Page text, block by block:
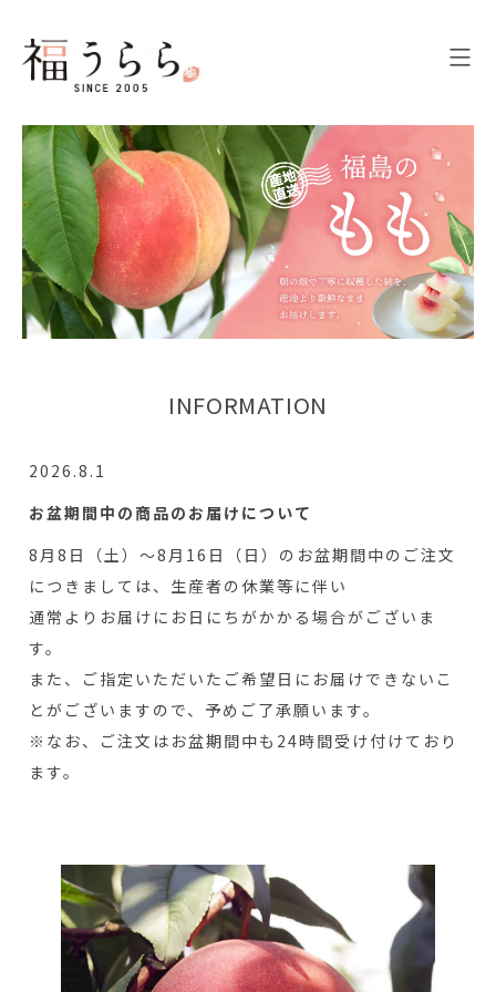
INFORMATION
2026.8.1
お盆期間中の商品のお届けについて
8月8日（土）～8月16日（日）のお盆期間中のご注文
につきましては、生産者の休業等に伴い
通常よりお届けにお日にちがかかる場合がございま
す。
また、ご指定いただいたご希望日にお届けできないこ
とがございますので、予めご了承願います。
※なお、ご注文はお盆期間中も24時間受け付けており
ます。